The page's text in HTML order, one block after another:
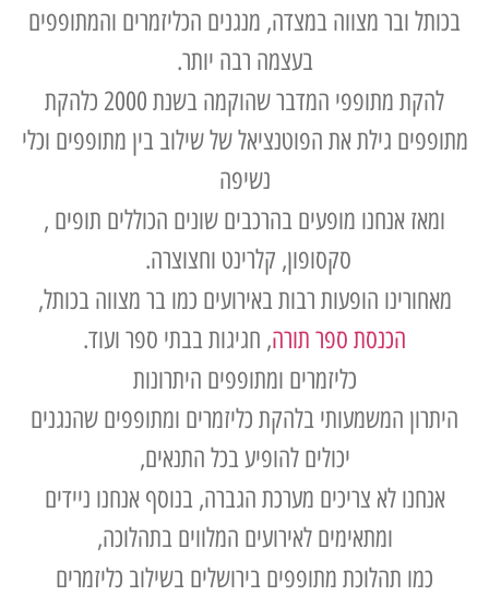
בכותל ובר מצווה במצדה, מנגנים הכליזמרים והמתופפים
בעצמה רבה יותר.
להקת מתופפי המדבר שהוקמה בשנת 2000 כלהקת
מתופפים גילת את הפוטנציאל של שילוב בין מתופפים וכלי
נשיפה
ומאז אנחנו מופעים בהרכבים שונים הכוללים תופים ,
סקסופון, קלרינט וחצוצרה.
מאחורינו הופעות רבות באירועים כמו בר מצווה בכותל,
הכנסת ספר תורה, חגיגות בבתי ספר ועוד.
כליזמרים ומתופפים היתרונות
היתרון המשמעותי בלהקת כליזמרים ומתופפים שהנגנים
יכולים להופיע בכל התנאים,
אנחנו לא צריכים מערכת הגברה, בנוסף אנחנו ניידים
ומתאימים לאירועים המלווים בתהלוכה,
כמו תהלוכת מתופפים בירושלים בשילוב כליזמרים